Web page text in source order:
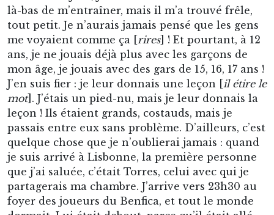
là-bas de m’entraîner, mais il m’a trouvé frêle,
tout petit. Je n’aurais jamais pensé que les gens
me voyaient comme ça [ rires] ! Et pourtant, à 12
ans, je ne jouais déjà plus avec les garçons de
mon âge, je jouais avec des gars de 15, 16, 17 ans !
J’en suis fier : je leur donnais une leçon [ il étire le
mot]. J’étais un pied-nu, mais je leur donnais la
leçon ! Ils étaient grands, costauds, mais je
passais entre eux sans problème. D’ailleurs, c’est
quelque chose que je n’oublierai jamais : quand
je suis arrivé à Lisbonne, la première personne
que j’ai saluée, c’était Torres, celui avec qui je
partagerais ma chambre. J’arrive vers 23h30 au
foyer des joueurs du Benfica, et tout le monde